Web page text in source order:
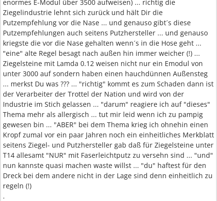
enormes E-Modul über 3500 aufweisen) ... richtig die
Ziegelindustrie lehnt sich zurück und hält Dir die
Putzempfehlung vor die Nase ... und genauso gibt´s diese
Putzempfehlungen auch seitens Putzhersteller ... und genauso
kriegste die vor die Nase gehalten wenn´s in die Hose geht ...
"eine" alte Regel besagt nach außen hin immer weicher (!) ...
Ziegelsteine mit Lamda 0.12 weisen nicht nur ein Emodul von
unter 3000 auf sondern haben einen hauchdünnen Außensteg
... merkst Du was ??? ... "richtig" kommt es zum Schaden dann ist
der Verarbeiter der Trottel der Nation und wird von der
Industrie im Stich gelassen ... "darum" reagiere ich auf "dieses"
Thema mehr als allergisch ... tut mir leid wenn ich zu pampig
gewesen bin ... "ABER" bei dem Thema krieg ich ohnehin einen
Kropf zumal vor ein paar Jahren noch ein einheitliches Merkblatt
seitens Ziegel- und Putzhersteller gab daß für Ziegelsteine unter
T14 allesamt "NUR" mit Faserleichtputz zu versehn sind ... "und"
nun kannste quasi machen waste willst ... "du" haftest für den
Dreck bei dem andere nicht in der Lage sind denn einheitlich zu
regeln (!)
.